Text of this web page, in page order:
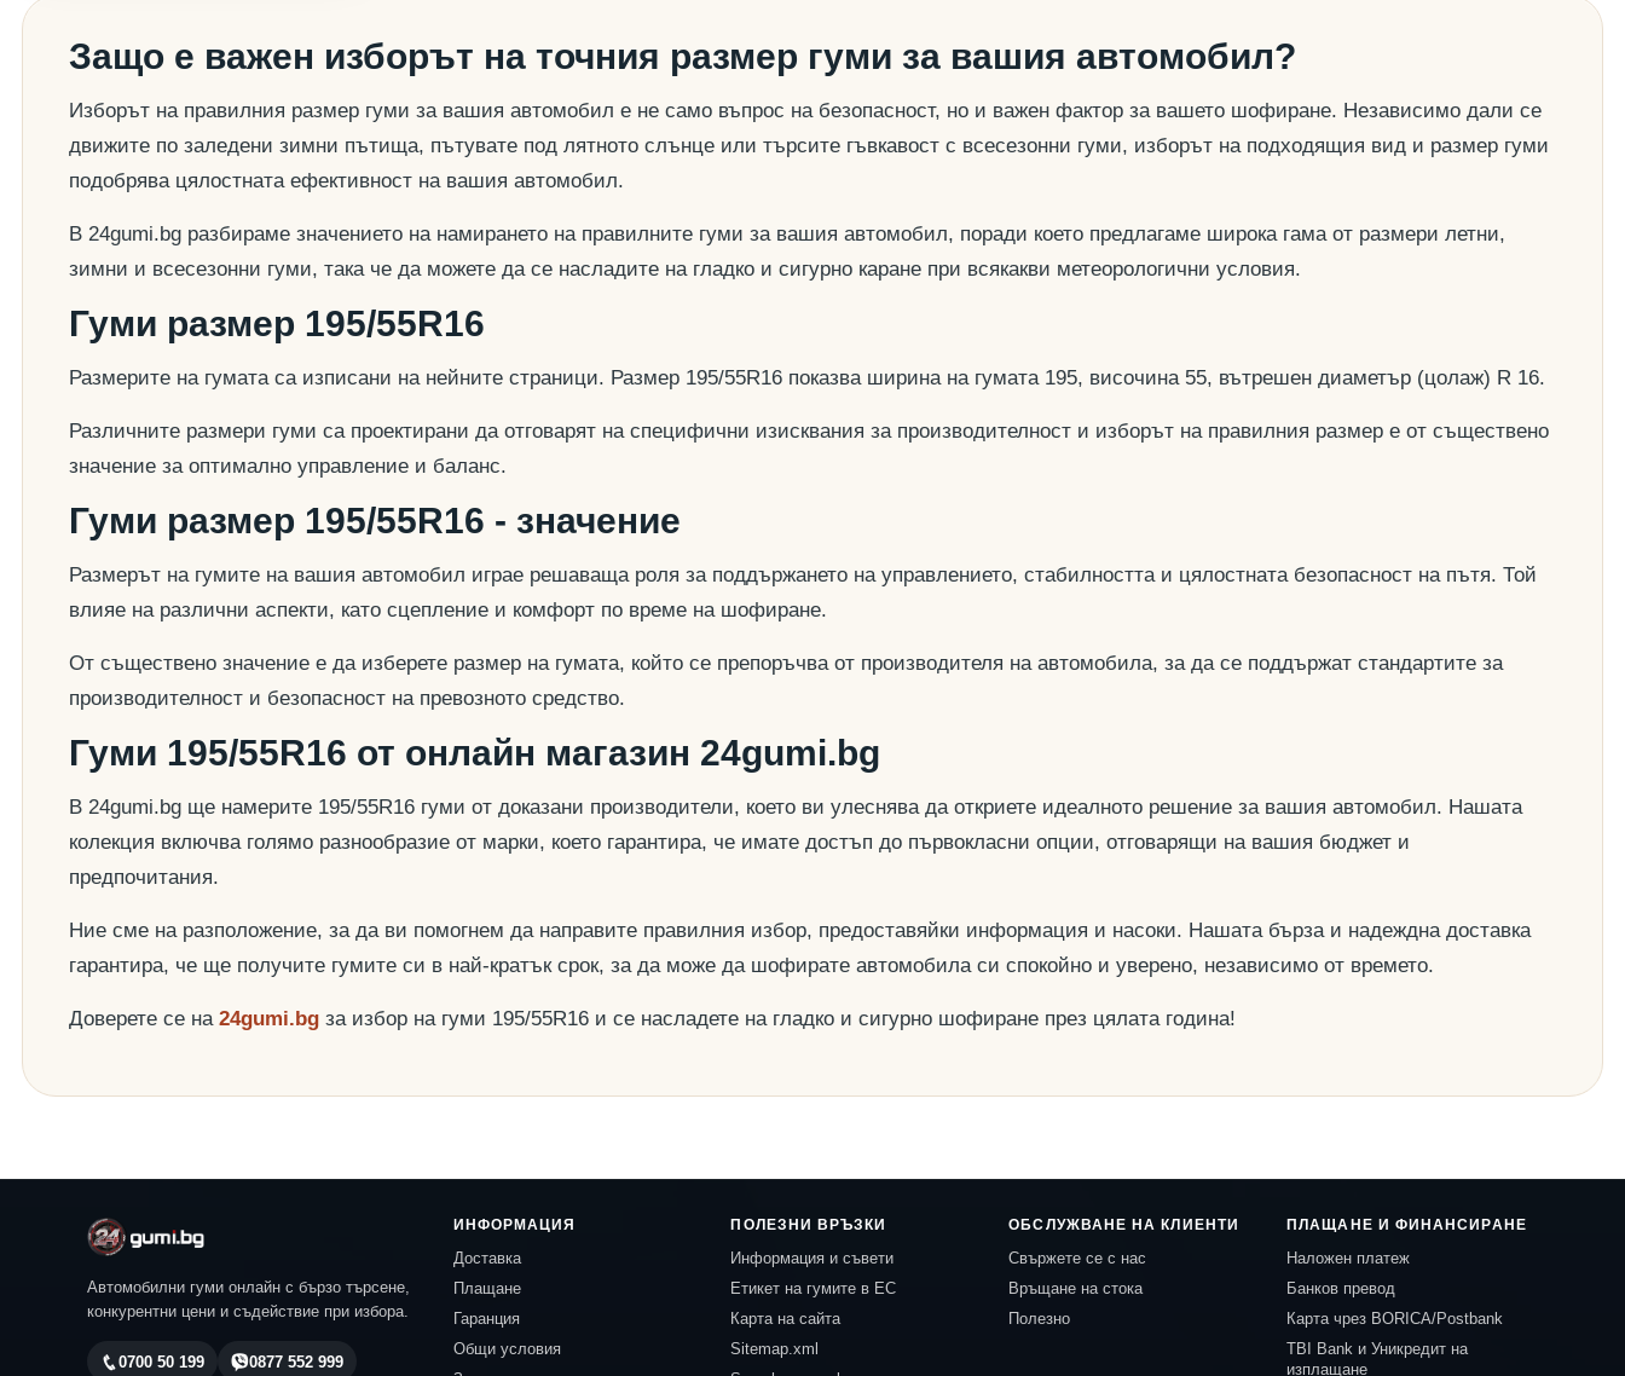
Защо е важен изборът на точния размер гуми за вашия автомобил?
Изборът на правилния размер гуми за вашия автомобил е не само въпрос на безопасност, но и важен фактор за вашето шофиране. Независимо дали се
движите по заледени зимни пътища, пътувате под лятното слънце или търсите гъвкавост с всесезонни гуми, изборът на подходящия вид и размер гуми
подобрява цялостната ефективност на вашия автомобил.
В 24gumi.bg разбираме значението на намирането на правилните гуми за вашия автомобил, поради което предлагаме широка гама от размери летни,
зимни и всесезонни гуми, така че да можете да се насладите на гладко и сигурно каране при всякакви метеорологични условия.
Гуми размер 195/55R16
Размерите на гумата са изписани на нейните страници. Размер 195/55R16 показва ширина на гумата 195, височина 55, вътрешен диаметър (цолаж) R 16.
Различните размери гуми са проектирани да отговарят на специфични изисквания за производителност и изборът на правилния размер е от съществено
значение за оптимално управление и баланс.
Гуми размер 195/55R16 - значение
Размерът на гумите на вашия автомобил играе решаваща роля за поддържането на управлението, стабилността и цялостната безопасност на пътя. Той
влияе на различни аспекти, като сцепление и комфорт по време на шофиране.
От съществено значение е да изберете размер на гумата, който се препоръчва от производителя на автомобила, за да се поддържат стандартите за
производителност и безопасност на превозното средство.
Гуми 195/55R16 от онлайн магазин 24gumi.bg
В 24gumi.bg ще намерите 195/55R16 гуми от доказани производители, което ви улеснява да откриете идеалното решение за вашия автомобил. Нашата
колекция включва голямо разнообразие от марки, което гарантира, че имате достъп до първокласни опции, отговарящи на вашия бюджет и
предпочитания.
Ние сме на разположение, за да ви помогнем да направите правилния избор, предоставяйки информация и насоки. Нашата бърза и надеждна доставка
гарантира, че ще получите гумите си в най-кратък срок, за да може да шофирате автомобила си спокойно и уверено, независимо от времето.
Доверете се на 24gumi.bg за избор на гуми 195/55R16 и се насладете на гладко и сигурно шофиране през цялата година!
Автомобилни гуми онлайн с бързо търсене,
конкурентни цени и съдействие при избора.
0700 50 199 0877 552 999
ИНФОРМАЦИЯ
Доставка
Плащане
Гаранция
Общи условия
ПОЛЕЗНИ ВРЪЗКИ
Информация и съвети
Етикет на гумите в ЕС
Карта на сайта
Sitemap.xml
ОБСЛУЖВАНЕ НА КЛИЕНТИ
Свържете се с нас
Връщане на стока
Полезно
ПЛАЩАНЕ И ФИНАНСИРАНЕ
Наложен платеж
Банков превод
Карта чрез BORICA/Postbank
TBI Bank и Уникредит на
изплащане